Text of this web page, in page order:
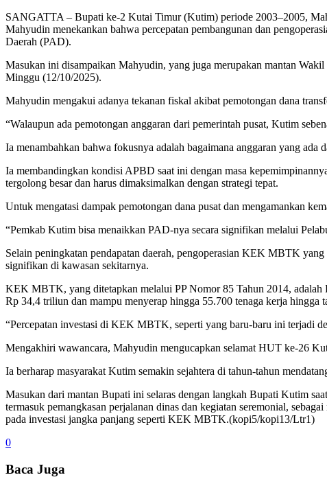
SANGATTA – Bupati ke-2 Kutai Timur (Kutim) periode 2003–2005,
Mahyudin menekankan bahwa percepatan pembangunan dan
Daerah (PAD).
Masukan ini disampaikan Mahyudin, yang juga merupakan mantan
Minggu (12/10/2025).
Mahyudin mengakui adanya tekanan fiskal akibat pemotongan dana
“Walaupun ada pemotongan anggaran dari pemerintah pusat, Kutim
Ia menambahkan bahwa fokusnya adalah bagaimana anggaran yang ada
Ia membandingkan kondisi APBD saat ini dengan masa
tergolong besar dan harus dimaksimalkan dengan strategi tepat.
Untuk mengatasi dampak pemotongan dana pusat dan mengamankan
“Pemkab Kutim bisa menaikkan PAD-nya secara signifikan melalui
Selain peningkatan pendapatan daerah, pengoperasian KEK MBTK
signifikan di kawasan sekitarnya.
KEK MBTK, yang ditetapkan melalui PP Nomor 85 Tahun 2014, adalah
Rp 34,4 triliun dan mampu menyerap hingga 55.700 tenaga kerja hingga
“Percepatan investasi di KEK MBTK, seperti yang baru-baru ini terjadi
Mengakhiri wawancara, Mahyudin mengucapkan selamat HUT ke-26
Ia berharap masyarakat Kutim semakin sejahtera di tahun-tahun
Masukan dari mantan Bupati ini selaras dengan langkah Bupati Kutim
termasuk pemangkasan perjalanan dinas dan kegiatan seremonial,
pada investasi jangka panjang seperti KEK MBTK.(kopi5/kopi13/Ltr1)
0
Baca Juga